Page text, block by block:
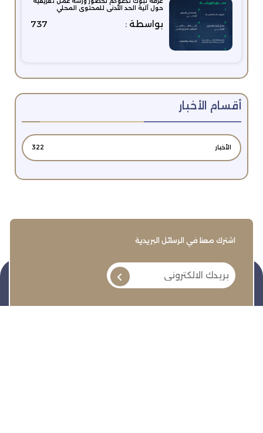
حول آلية الحد الأدنى للمحتوى المحلي
بواسطة : 737
أقسام الأخبار
الأخبار 322
اشترك معنا في الرسائل البريدية